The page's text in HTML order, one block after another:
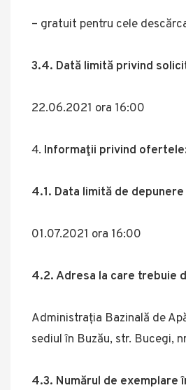
– gratuit pentru cele
3.4. Dată limită privind
22.06.2021 ora 16:00
Informaţii privind
4.1. Data limită de
01.07.2021 ora 16:00
4.2. Adresa la care trebuie
Administrația Bazinală de
sediul în Buzău, str. Bucegi,
4.3. Numărul de exemplare